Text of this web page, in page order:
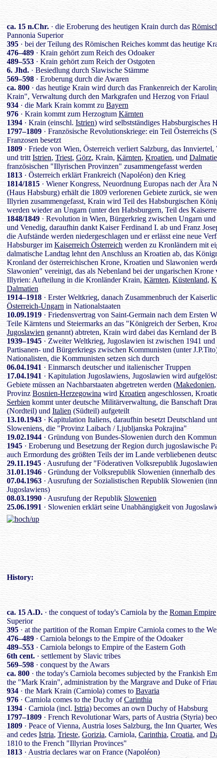
ca. 15 n.Chr. · die Eroberung des heutigen Krain durch das
Pannonia Superior
395 · bei der Teilung des Römischen Reiches kommt das heutige
476–489 · Krain gehört zum Reich des Odoaker
489–553 · Krain gehört zum Reich der Ostgoten
6. Jhd. · Besiedlung durch Slawische Stämme
569–598 · Eroberung durch die Awaren
ca. 800 · das heutige Krain wird durch das Frankenreich der
Krain", Verwaltung durch den Markgrafen und Herzog von Friaul
934 · die Mark Krain kommt zu Bayern
976 · Krain kommt zum Herzogtum Kärnten
1394 · Krain (einschl. Istrien) wird selbstständiges Habsburgisches
1797–1809 · Französische Revolutionskriege: ein Teil Österreichs
Franzosen besetzt
1809 · Friede von Wien, Österreich verliert Salzburg, das
und tritt Istrien, Triest, Görz, Krain, Kärnten, Kroatien, und
französischen "Illyrischen Provinzen" zusammengefasst werden
1813 · Österreich erklärt Frankreich (Napoléon) den Krieg
1814/1815 · Wiener Kongress, Neuordnung Europas nach der Ära
(Haus Habsburg) erhält die 1809 verlorenen Gebiete zurück, sie
Illyrien zusammengefasst, Krain wird Teil des Habsburgischen
werden wieder an Ungarn (unter den Habsburgern, Teil des
1848/1849 · Revolution in Wien, Bürgerkrieg zwischen Ungarn
und Venedig, daraufhin dankt Kaiser Ferdinand I. ab und Franz
die Aufstände werden niedergeschlagen und er erlässt eine neue
Habsburger im Kaiserreich Österreich werden zu Kronländern mit
dalmatische Landtag lehnt den Anschluss an Kroatien ab, das
Kronland der österreichischen Krone, Kroatien und Slawonien
Slawonien" vereinigt, das als Nebenland bei der ungarischen
Illyrien: Aufteilung in die Kronländer Krain, Kärnten, Küstenland,
Dalmatien
1914–1918 · Erster Weltkrieg, danach Zusammenbruch der
Österreich-Ungarn in Nationalstaaten
10.09.1919 · Friedensvertrag von Saint-Germain nach dem Ersten
Teile Kärntens und Steiermarks an das "Königreich der Serben,
Jugoslawien genannt) abtreten, Krain wird dabei das Kernland der
1939–1945 · Zweiter Weltkrieg, Jugoslawien ist zwischen 1941
Partisanen- und Bürgerkriegs zwischen Kommunisten (unter
Nationalisten, die Kommunisten setzen sich durch
06.04.1941 · Einmarsch deutscher und italienischer Truppen
17.04.1941 · Kapitulation Jugoslawiens, Jugoslawien wird
Gebiete müssen an Nachbarstaaten abgetreten werden (Makedonien
Provinz Bosnien-Herzegowina wird Kroatien angeschlossen,
Serbien kommt unter deutsche Militärverwaltung, die Banschaft
(Nordteil) undItalien (Südteil) aufgeteilt
13.10.1943 · Kapitulation Italiens, daraufhin besetzt Deutschland
Sloweniens, die "Provinz Laibach / Ljubljanska Pokrajina"
19.02.1944 · Gründung von Bundes-Slowenien durch den
1945 · Eroberung und Besetzung der Region durch jugoslawische
auch Ermordung des größten Teils der im Lande verbliebenen
29.11.1945 · Ausrufung der "Föderativen Volksrepublik
31.01.1946 · Gründung der Volksrepublik Slowenien (innerhalb
07.04.1963 · Ausrufung der Sozialistischen Republik Slowenien
Jugoslawiens)
08.03.1990 · Ausrufung der Republik Slowenien
25.06.1991 · Slowenien erklärt seine Unabhängigkeit von
History:
ca. 15 A.D. · the conquest of today's Carniola by the Roman Empire
Superior
395 · at the partition of the Roman Empire Carniola comes to the
476–489 · Carniola belongs to the Empire of the Odoaker
489–553 · Carniola belongs to Empire of the Eastern Goth
6th cent. · settlement by Slavic tribes
569–598 · conquest by the Awars
ca. 800 · the today's Carniola becomes subjected by the Frankish
the "Mark Krain", administration by the Margrave and Duke of
934 · the Mark Krain (Carniola) comes to Bavaria
976 · Carniola comes to the Duchy ofCarinthia
1394 · Carniola (incl. Istria) becomes an own Duchy of Habsburg
1797–1809 · French Revolutionar Wars, parts of Austria (Styria)
1809 · Peace of Vienna, Austria loses Salzburg, the Inn Quarter,
and cedes Istria, Trieste, Gorizia, Carniola, Carinthia, Croatia, and
1810 to the French "Illyrian Provinces"
1813 · Austria declares war on France (Napoléon)